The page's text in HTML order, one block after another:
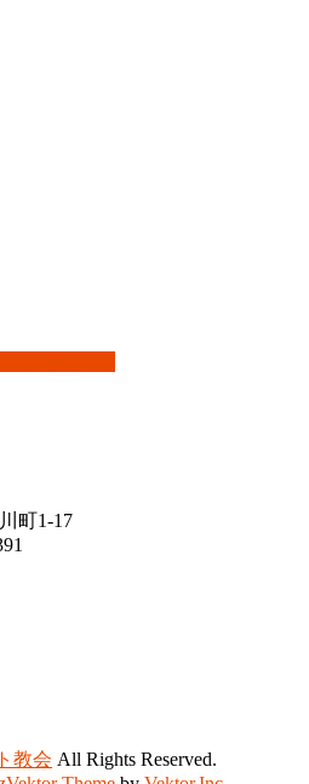
町1-17
教会 All Rights Reserved.